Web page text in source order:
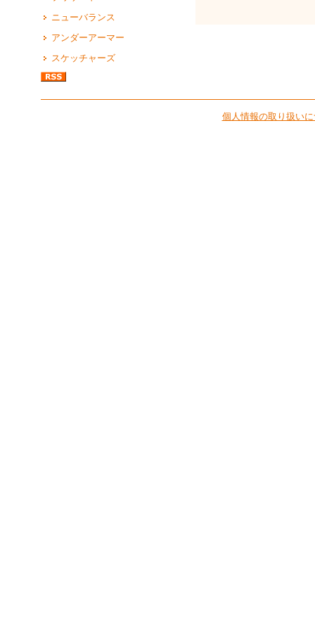
ニューバランス
アンダーアーマー
スケッチャーズ
個人情報の取り扱い